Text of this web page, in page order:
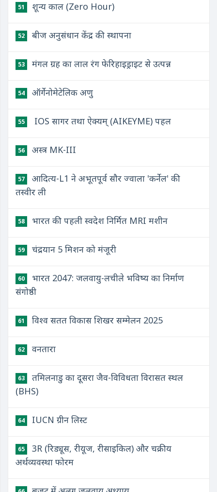
51 शून्य काल (Zero Hour)
52 बीज अनुसंधान केंद्र की स्थापना
53 मंगल ग्रह का लाल रंग फेरिहाइड्राइट से उत्पन्न
54 ऑर्गेनोमेटेलिक अणु
55 ​ IOS सागर तथा ऐक्यम् (AIKEYME) पहल
56 अस्त्र MK-III
57
आदित्य-L1 ने अभूतपूर्व सौर ज्वाला 'कर्नेल' की
तस्वीर ली
58 भारत की पहली स्वदेश निर्मित MRI मशीन
59 चंद्रयान 5 मिशन को मंजूरी
60
भारत 2047: जलवायु-लचीले भविष्य का निर्माण
संगोष्ठी
61 विश्व सतत विकास शिखर सम्मेलन 2025
62 वनतारा
63
तमिलनाडु का दूसरा जैव-विविधता विरासत स्थल
(BHS)
64 IUCN ग्रीन लिस्ट
65
3R (रिड्यूस, रीयूज, रीसाइकिल) और चक्रीय
अर्थव्यवस्था फोरम